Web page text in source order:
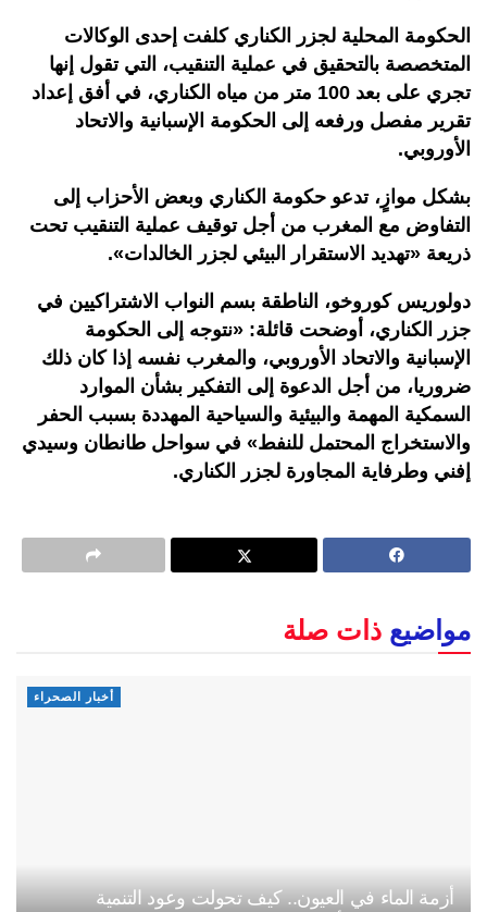
الحكومة المحلية لجزر الكناري كلفت إحدى الوكالات
المتخصصة بالتحقيق في عملية التنقيب، التي تقول إنها
تجري على بعد 100 متر من مياه الكناري، في أفق إعداد
تقرير مفصل ورفعه إلى الحكومة الإسبانية والاتحاد
الأوروبي.
بشكل موازٍ، تدعو حكومة الكناري وبعض الأحزاب إلى
التفاوض مع المغرب من أجل توقيف عملية التنقيب تحت
ذريعة «تهديد الاستقرار البيئي لجزر الخالدات».
دولوريس كوروخو، الناطقة بسم النواب الاشتراكيين في
جزر الكناري، أوضحت قائلة: «نتوجه إلى الحكومة
الإسبانية والاتحاد الأوروبي، والمغرب نفسه إذا كان ذلك
ضروريا، من أجل الدعوة إلى التفكير بشأن الموارد
السمكية المهمة والبيئية والسياحية المهددة بسبب الحفر
والاستخراج المحتمل للنفط» في سواحل طانطان وسيدي
إفني وطرفاية المجاورة لجزر الكناري.
مواضيع ذات صلة
أخبار الصحراء
أزمة الماء في العيون.. كيف تحولت وعود التنمية